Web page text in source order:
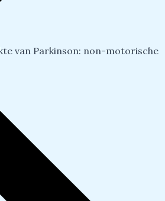
van Parkinson: non-motorische